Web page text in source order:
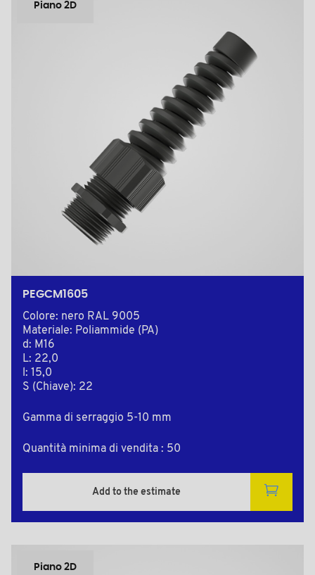
Piano 2D
PEGCM1605
Colore: nero RAL 9005
Materiale: Poliammide (PA)
d: M16
L: 22,0
l: 15,0
S (Chiave): 22
Gamma di serraggio 5-10 mm
Quantità minima di vendita : 50
Add to the estimate
Piano 2D